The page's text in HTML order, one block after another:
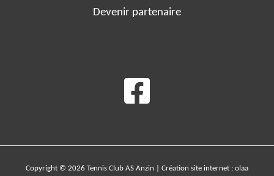
Devenir partenaire
Copyright © 2026 Tennis Club AS Anzin | Création site internet : olaa